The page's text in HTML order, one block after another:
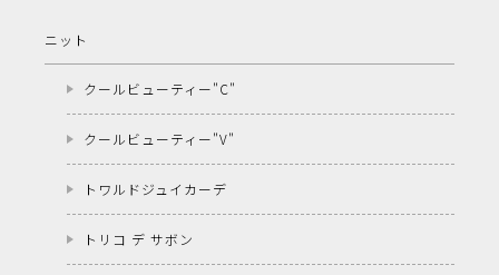
ニット
クールビューティー"C"
クールビューティー"V"
トワルドジュイカーデ
トリコ デ サボン